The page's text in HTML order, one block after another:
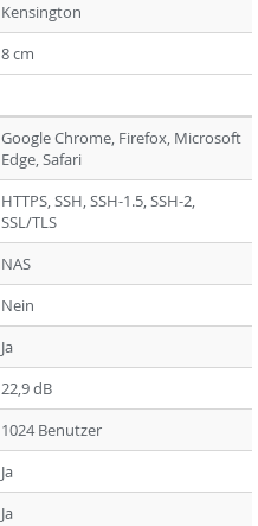
Kensington
8 cm
Google Chrome, Firefox, Microsoft
Edge, Safari
HTTPS, SSH, SSH-1.5, SSH-2,
SSL/TLS
NAS
Nein
Ja
22,9 dB
1024 Benutzer
Ja
Ja